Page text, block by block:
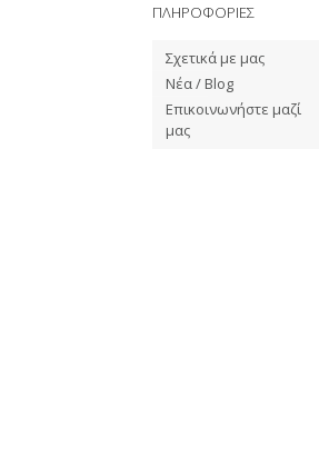
ΠΛΗΡΟΦΟΡΙΕΣ
Σχετικά με μας
Νέα / Blog
Επικοινωνήστε μαζί
μας